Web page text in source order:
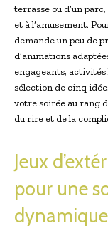
terrasse ou d’un
et à l’amusement.
demande un peu de
d’animations
engageants,
sélection de cinq
votre soirée au rang
du rire et de la
Jeux
pour une
dynamique